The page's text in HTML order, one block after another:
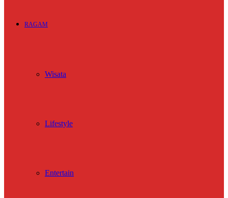
RAGAM
Wisata
Lifestyle
Entertain